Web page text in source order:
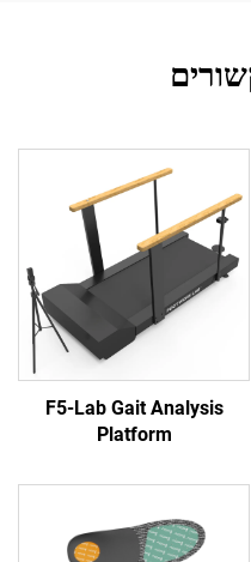
F5-Lab Gait